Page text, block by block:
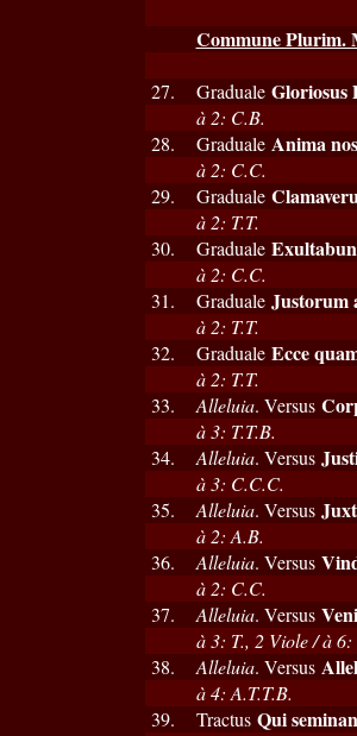
Commune Plurim.
27. Graduale Gloriosus
à 2: C.B.
28.
Graduale Anima
à 2: C.C.
29.
Graduale
à 2: T.T.
30.
Graduale
à 2: C.C.
31.
Graduale Justorum
à 2: T.T.
32.
Graduale Ecce
à 2: T.T.
33.
Alleluia. Versus
à 3: T.T.B.
34.
Alleluia. Versus
à 3: C.C.C.
35.
Alleluia. Versus
à 2: A.B.
36.
Alleluia. Versus
à 2: C.C.
37.
Alleluia. Versus
à 3: T., 2 Viole / à 6:
38.
Alleluia. Versus
à 4: A.T.T.B.
39.
Tractus Qui